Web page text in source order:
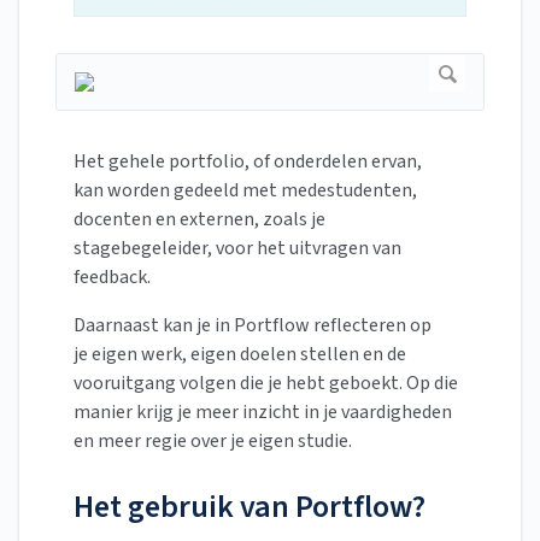
Het gehele portfolio, of onderdelen ervan,
kan worden gedeeld met medestudenten,
docenten en externen, zoals je
stagebegeleider, voor het uitvragen van
feedback.
Daarnaast kan je in Portflow reflecteren op
je eigen werk, eigen doelen stellen en de
vooruitgang volgen die je hebt geboekt. Op die
manier krijg je meer inzicht in je vaardigheden
en meer regie over je eigen studie.
Het gebruik van Portflow?